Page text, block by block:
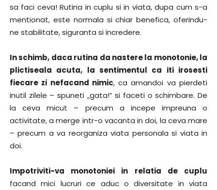
sa faci ceva! Rutina in cuplu si in viata, dupa cum s-a
mentionat, este normala si chiar benefica, oferindu-
ne stabilitate, siguranta si incredere.
In schimb, daca rutina da nastere la monotonie, la
plictiseala acuta, la sentimentul ca iti irosesti
fiecare zi nefacand nimic, ca amandoi va pierdeti
inutil zilele – spuneti „gata!” si faceti o schimbare. De
la ceva micut – precum a incepe impreuna o
activitate, a merge intr-o vacanta in doi, la ceva mare
– precum a va reorganiza viata personala si viata in
doi.
Impotriviti-va monotoniei in relatia de cuplu
facand mici lucruri ce aduc o diversitate in viata